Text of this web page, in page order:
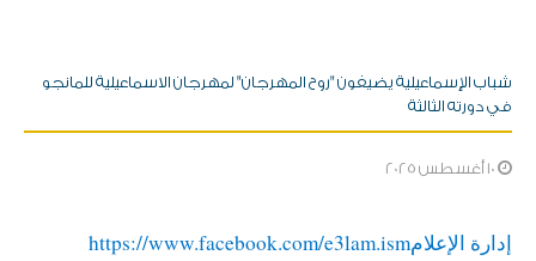
شباب الإسماعيلية يضيفون "روح المهرجان" لمهرجان الاسماعيلية للمانجو
في دورته الثالثة
إدارة الإعلامhttps://www.facebook.com/e3lam.ism